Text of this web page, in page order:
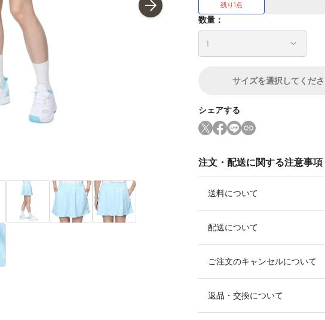
数量：
サイズを選択してくだ
シェアする
注文・配送に関する注意事項
送料について
配送について
ご注文のキャンセルについて
返品・交換について